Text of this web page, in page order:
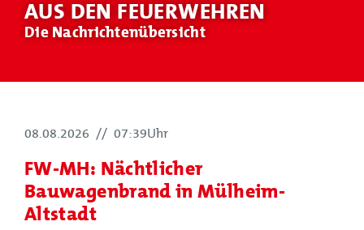
AUS DEN FEUERWEHREN
Die Nachrichtenübersicht
08.08.2026 // 07:39Uhr
FW-MH: Nächtlicher
Bauwagenbrand in Mülheim-
Altstadt